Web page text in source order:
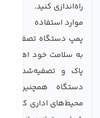
راه‌اندازی کنید.
موارد استفاده
به سلامت خود اهمیت
پاک و تصفیه‌شده
دستگاه همچنین
محیط‌های اداری که نیاز